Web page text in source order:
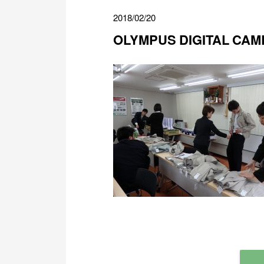
2018/02/20
OLYMPUS DIGITAL